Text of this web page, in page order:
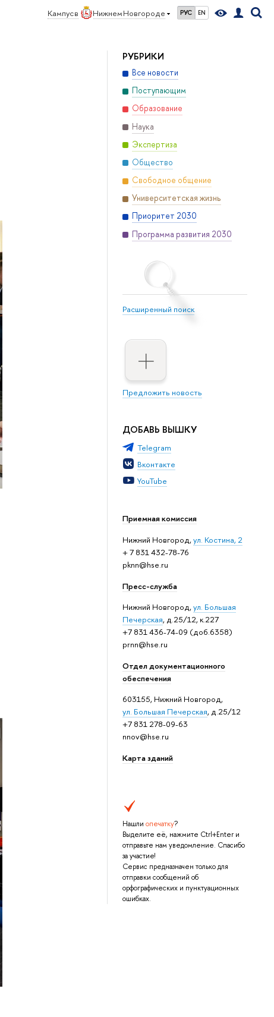
Кампус в Нижнем Новгороде РУС EN
РУБРИКИ
Все новости
Поступающим
Образование
Наука
Экспертиза
Общество
Свободное общение
Университетская жизнь
Приоритет 2030
Программа развития 2030
Расширенный поиск
Предложить новость
ДОБАВЬ ВЫШКУ
Telegram
Вконтакте
YouTube
Приемная комиссия
Нижний Новгород,ул. Костина, 2
+ 7 831 432-78-76
pknn@hse.ru
Пресс-служба
Нижний Новгород,ул. Большая
Печерская, д.25/12, к.227
+7 831 436-74-09 (доб.6358)
prnn@hse.ru
Отдел документационного
обеспечения
603155, Нижний Новгород,
ул. Большая Печерская, д.25/12
+7 831 278-09-63
nnov@hse.ru
Карта зданий
Нашли опечатку?
Выделите её, нажмите Ctrl+Enter и
отправьте нам уведомление. Спасибо
за участие!
Сервис предназначен только для
отправки сообщений об
орфографических и пунктуационных
ошибках.